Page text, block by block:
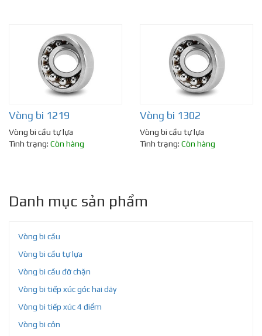
Vòng bi 1219
Vòng bi cầu tự lựa
Tình trạng: Còn hàng
Vòng bi 1302
Vòng bi cầu tự lựa
Tình trạng: Còn hàng
Danh mục sản phẩm
Vòng bi cầu
Vòng bi cầu tự lựa
Vòng bi cầu đỡ chặn
Vòng bi tiếp xúc góc hai dãy
Vòng bi tiếp xúc 4 điểm
Vòng bi côn